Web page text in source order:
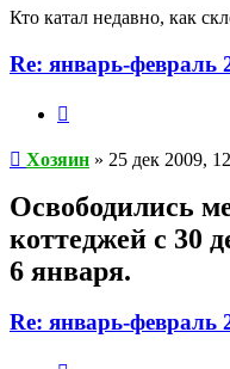
Кто катал недавно, как
Re: январь-февраль
Хозяин » 25 дек 2009,
Освободились
коттеджей с 30
6 января.
Re: январь-февраль